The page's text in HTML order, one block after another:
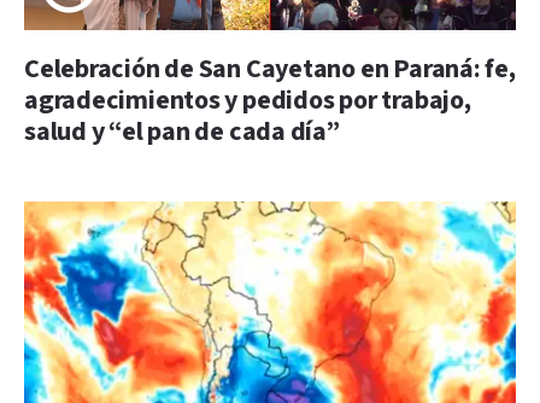
Celebración de San Cayetano en Paraná: fe,
agradecimientos y pedidos por trabajo,
salud y “el pan de cada día”